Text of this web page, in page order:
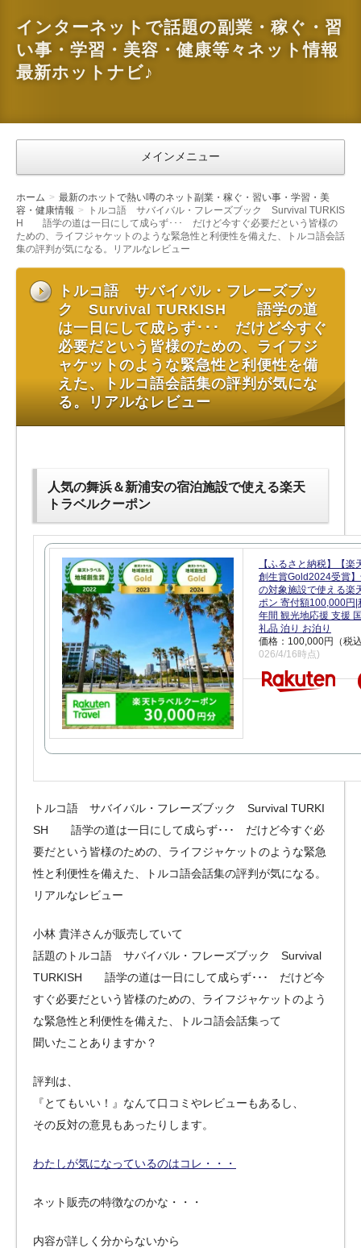
インターネットで話題の副業・稼ぐ・習
い事・学習・美容・健康等々ネット情報
最新ホットナビ♪
メインメニュー
ホーム
最新のホットで熱い噂のネット副業・稼ぐ・習い事・学習・美
容・健康情報
トルコ語 サバイバル・フレーズブック Survival TURKIS
H 語学の道は一日にして成らず･･･ だけど今すぐ必要だという皆様の
ための、ライフジャケットのような緊急性と利便性を備えた、トルコ語会話
集の評判が気になる。リアルなレビュー
トルコ語 サバイバル・フレーズブッ
ク Survival TURKISH 語学の道
は一日にして成らず･･･ だけど今すぐ
必要だという皆様のための、ライフジ
ャケットのような緊急性と利便性を備
えた、トルコ語会話集の評判が気にな
る。リアルなレビュー
人気の舞浜＆新浦安の宿泊施設で使える楽天
トラベルクーポン
【ふるさと納税】【楽
創生賞Gold2024受賞
の対象施設で使える楽
ポン 寄付額100,000円|
年間 観光地応援 支援
礼品 泊り お泊り
価格：100,000円（税
026/4/16時点)
トルコ語 サバイバル・フレーズブック Survival TURKI
SH 語学の道は一日にして成らず･･･ だけど今すぐ必
要だという皆様のための、ライフジャケットのような緊急
性と利便性を備えた、トルコ語会話集の評判が気になる。
リアルなレビュー
小林 貴洋さんが販売していて
話題のトルコ語 サバイバル・フレーズブック Survival
TURKISH 語学の道は一日にして成らず･･･ だけど今
すぐ必要だという皆様のための、ライフジャケットのよう
な緊急性と利便性を備えた、トルコ語会話集って
聞いたことありますか？
評判は、
『とてもいい！』なんて口コミやレビューもあるし、
その反対の意見もあったりします。
わたしが気になっているのはコレ・・・
ネット販売の特徴なのかな・・・
内容が詳しく分からないから